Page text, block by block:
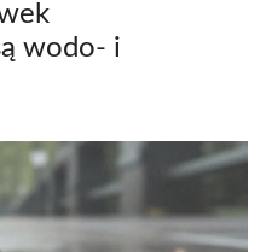
wodo- i